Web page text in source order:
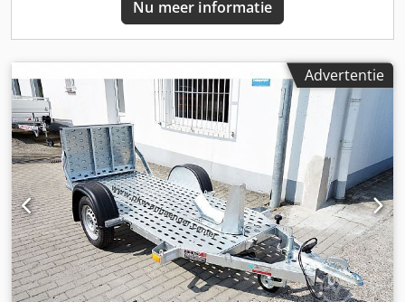
Senklift-aanhanger bieden wij ook aan als huifaanhanger
of gesloten aanhanger. Aanhangwagen-accessoires zoals
zijwandverhoging, opzethek, motorbindriemen,
spanbanden, schokdempers, TÜV goedkeuring voor 100
km/u en diefstalbeveiliging zijn verkrijgbaar. ----- Al onze
voordelige aanbiedingen vindt u ook op onze homepage.
Landelijke levering binnen Duitsland (m.u.v. eilanden)
mogelijk! Vraag ons gerust naar de prijzen hiervoor. -----
PKW-Aanhanger-Center Ahrens Moordeicher Landstraße
37, 28816 Stuhr bij Bremen Tel: 0 Fax: Afhaaltijden:
maandag t/m vrijdag – uur Op zaterdag is afhalen niet
mogelijk!
Nu meer informatie
Advertentie